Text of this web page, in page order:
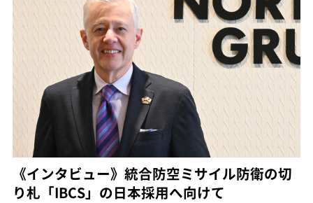
《インタビュー》統合防空ミサイル防衛の切
り札「IBCS」の日本採用へ向けて